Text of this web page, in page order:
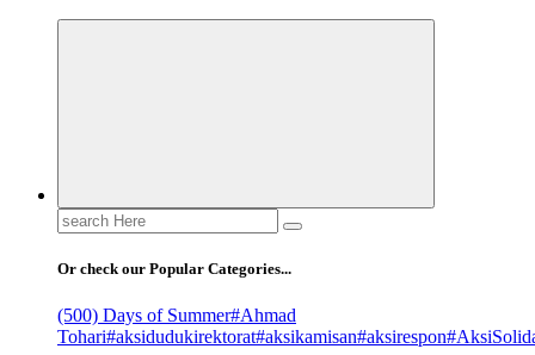
Or check our Popular Categories...
(500) Days of Summer#Ahmad
Tohari#aksidudukirektorat#aksikamisan#aksirespon